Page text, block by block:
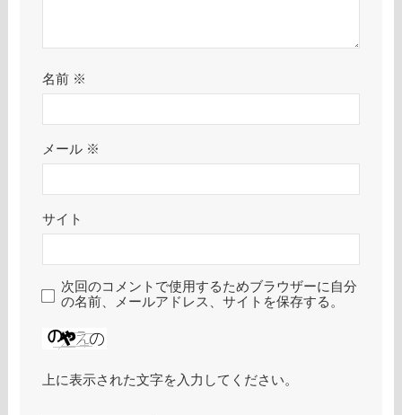
名前 ※
メール ※
サイト
次回のコメントで使用するためブラウザーに自分
の名前、メールアドレス、サイトを保存する。
上に表示された文字を入力してください。